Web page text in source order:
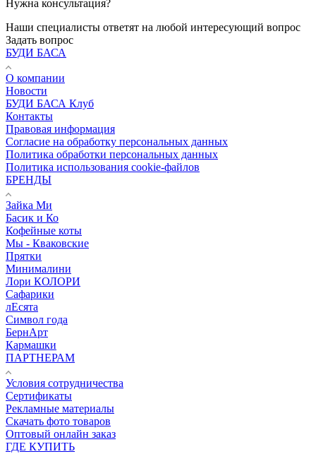
Нужна консультация?
Наши специалисты ответят на любой интересующий вопрос
Задать вопрос
БУДИ БАСА
О компании
Новости
БУДИ БАСА Клуб
Контакты
Правовая информация
Согласие на обработку персональных данных
Политика обработки персональных данных
Политика использования cookie-файлов
БРЕНДЫ
Зайка Ми
Басик и Ко
Кофейные коты
Мы - Кваковские
Прятки
Минималини
Лори КОЛОРИ
Сафарики
лЕсята
Символ года
БернАрт
Кармашки
ПАРТНЕРАМ
Условия сотрудничества
Сертификаты
Рекламные материалы
Скачать фото товаров
Оптовый онлайн заказ
ГДЕ КУПИТЬ